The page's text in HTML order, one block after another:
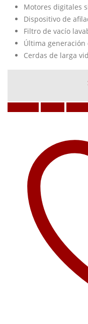
Motores digitales
Dispositivo de
Filtro de vacío
Última
Cerdas de larga